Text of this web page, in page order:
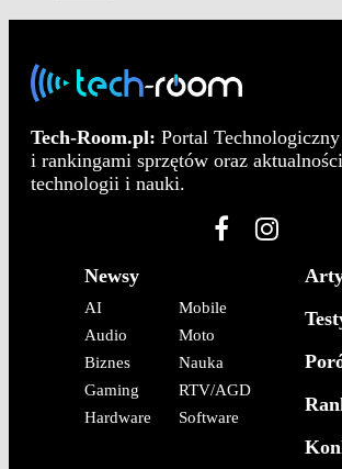
Tech-Room.pl: Portal
i rankingami sprzętów oraz
technologii i nauki.
Newsy
AI
Audio
Biznes
Gaming
Hardware
Mobile
Moto
Nauka
RTV/AGD
Software